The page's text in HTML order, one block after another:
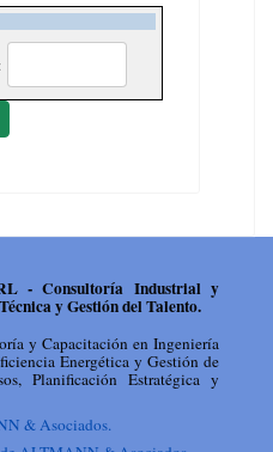
- Consultoría Industrial y
y Gestión del Talento.
y Capacitación en Ingeniería
Energética y Gestión de
Planificación Estratégica y
& Asociados.